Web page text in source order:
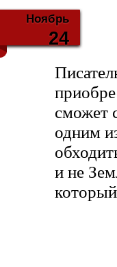
Ноябрь
24
сможет
одним
и не